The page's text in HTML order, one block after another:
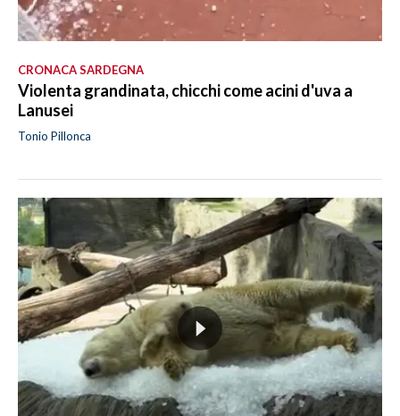
CRONACA SARDEGNA
Violenta grandinata, chicchi come acini d'uva a
Lanusei
Tonio Pillonca